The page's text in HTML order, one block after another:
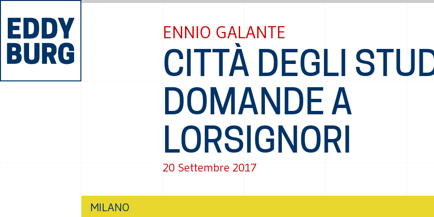
ENNIO GALANTE
CITTÀ DEGLI
DOMANDE A
LORSIGNORI
20 Settembre 2017
MILANO